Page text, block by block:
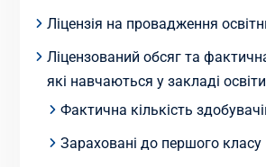
Ліцензія на провадження
Ліцензований обсяг та фактична
які навчаються у закладі освіти
Фактична кількість
Зараховані до першого класу